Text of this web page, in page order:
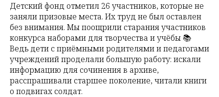
Детский фонд отметил 26 участников, которые не
заняли призовые места. Их труд не был оставлен
без внимания. Мы поощрили старания участников
конкурса наборами для творчества и учёбы 📚
Ведь дети с приёмными родителями и педагогами
учреждений проделали большую работу: искали
информацию для сочинения в архиве,
расспрашивали старшее поколение, читали книги
о подвигах солдат.